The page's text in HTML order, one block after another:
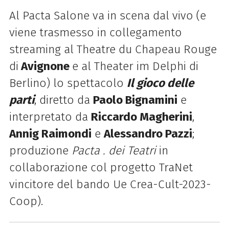
Al Pacta Salone va in scena dal vivo (e
viene trasmesso in collegamento
streaming al Theatre du Chapeau Rouge
di Avignone e al Theater im Delphi di
Berlino) lo spettacolo Il gioco delle
parti, diretto da Paolo Bignamini e
interpretato da Riccardo Magherini,
Annig Raimondi eAlessandro Pazzi;
produzione Pacta . dei Teatriin
collaborazione col progetto TraNet
vincitore del bando Ue Crea-Cult-2023-
Coop).